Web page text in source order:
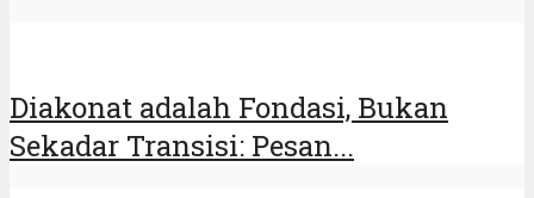
Diakonat adalah Fondasi, Bukan
Sekadar Transisi: Pesan...